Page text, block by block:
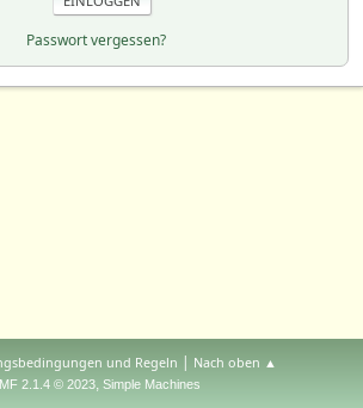
Passwort vergessen?
und Regeln | Nach oben ▲
2.1.4 © 2023, Simple Machines